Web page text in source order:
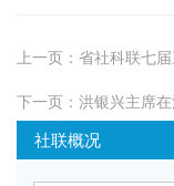
上一页： 省社科联七
下一页： 洪银兴主席
社联概况